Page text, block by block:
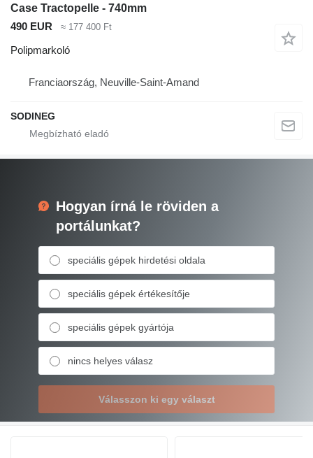
Case Tractopelle - 740mm
490 EUR
≈ 177 400 Ft
Polipmarkoló
Franciaország, Neuville-Saint-Amand
SODINEG
Hogyan írná le röviden a
portálunkat?
speciális gépek hirdetési oldala
speciális gépek értékesítője
speciális gépek gyártója
nincs helyes válasz
Válasszon ki egy választ